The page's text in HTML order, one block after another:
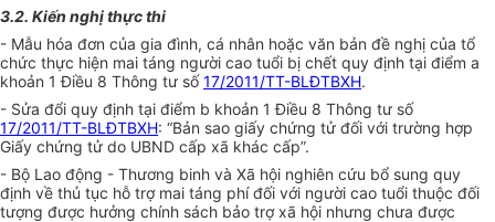
3.2. Kiến nghị thực thi
- Mẫu hóa đơn của gia đình, cá nhân hoặc văn bản đề nghị của tổ
chức thực hiện mai táng người cao tuổi bị chết quy định tại điểm a
khoản 1 Điều 8 Thông tư số17/2011/TT-BLĐTBXH.
- Sửa đổi quy định tại điểm b khoản 1 Điều 8 Thông tư số
17/2011/TT-BLĐTBXH: “Bản sao giấy chứng tử đối với trường hợp
Giấy chứng tử do UBND cấp xã khác cấp”.
- Bộ Lao động - Thương binh và Xã hội nghiên cứu bổ sung quy
định về thủ tục hỗ trợ mai táng phí đối với người cao tuổi thuộc đối
tượng được hưởng chính sách bảo trợ xã hội nhưng chưa được